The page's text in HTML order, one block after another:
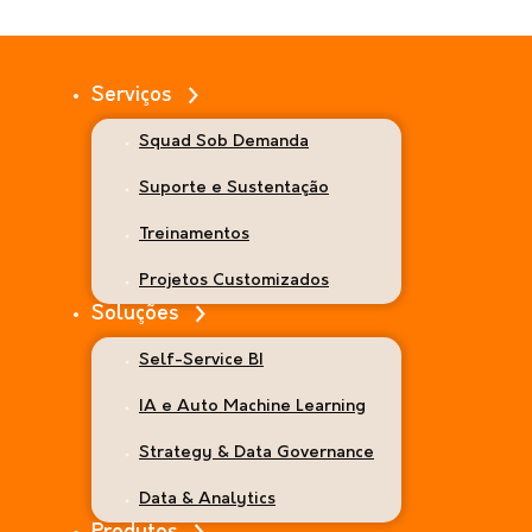
Serviços
Squad Sob Demanda
Suporte e Sustentação
Treinamentos
Projetos Customizados
Soluções
Self-Service BI
IA e Auto Machine Learning
Strategy & Data Governance
Data & Analytics